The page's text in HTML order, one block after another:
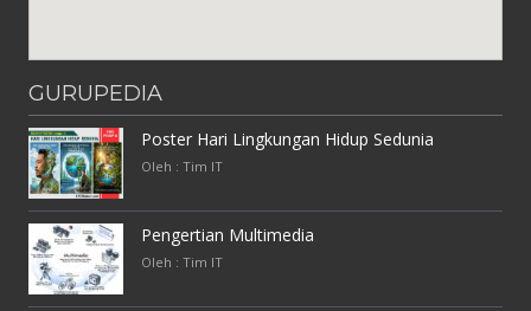
GURUPEDIA
Poster Hari Lingkungan Hidup Sedunia
Oleh : Tim IT
Pengertian Multimedia
Oleh : Tim IT